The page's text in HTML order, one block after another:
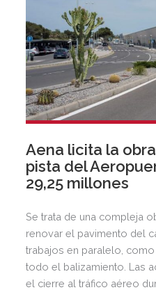
Aena licita la
pista del
29,25 millones
Se trata de una compleja
renovar el pavimento del
trabajos en paralelo,
todo el balizamiento. Las
el cierre al tráfico aéreo